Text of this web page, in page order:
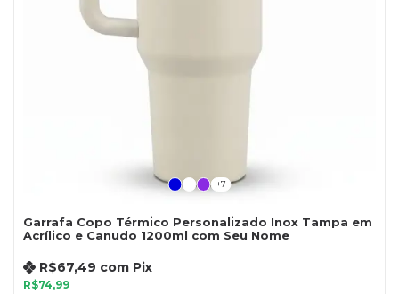
+7
Garrafa Copo Térmico Personalizado Inox Tampa em
Acrílico e Canudo 1200ml com Seu Nome
R$74,99
R$67,49 com Pix